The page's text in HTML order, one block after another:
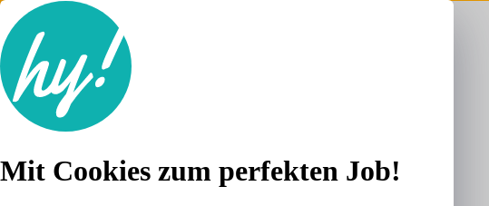
Lebenslauf
Mit Cookies zum perfekten Job!